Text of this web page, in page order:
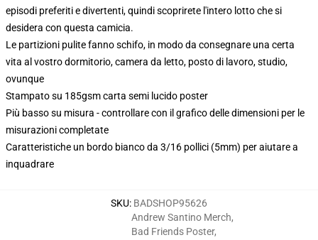
episodi preferiti e divertenti, quindi scoprirete l'intero lotto che si
desidera con questa camicia.
Le partizioni pulite fanno schifo, in modo da consegnare una certa
vita al vostro dormitorio, camera da letto, posto di lavoro, studio,
ovunque
Stampato su 185gsm carta semi lucido poster
Più basso su misura - controllare con il grafico delle dimensioni per le
misurazioni completate
Caratteristiche un bordo bianco da 3/16 pollici (5mm) per aiutare a
inquadrare
SKU: BADSHOP95626
Andrew Santino Merch,
Bad Friends Poster,